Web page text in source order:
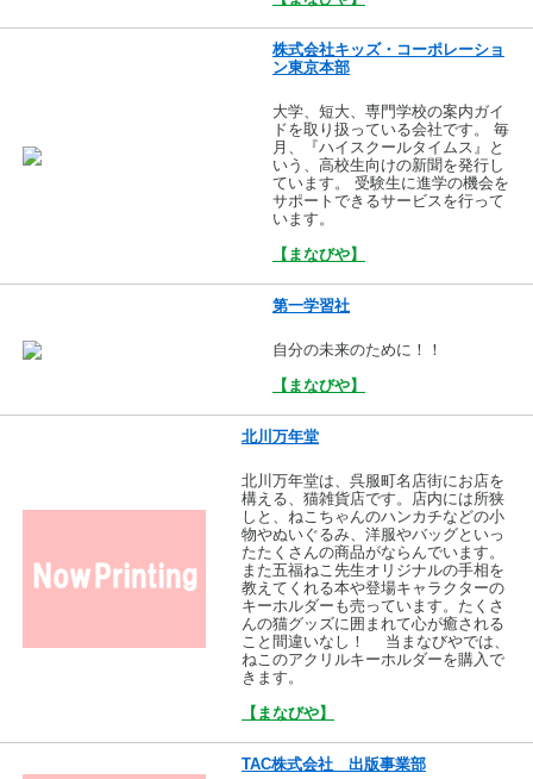
株式会社キッズ・コーポレーショ
ン東京本部
大学、短大、専門学校の案内ガイ
ドを取り扱っている会社です。 毎
月、『ハイスクールタイムス』と
いう、高校生向けの新聞を発行し
ています。 受験生に進学の機会を
サポートできるサービスを行って
います。
【まなびや】
第一学習社
自分の未来のために！！
【まなびや】
北川万年堂
北川万年堂は、呉服町名店街にお店を
構える、猫雑貨店です。店内には所狭
しと、ねこちゃんのハンカチなどの小
物やぬいぐるみ、洋服やバッグといっ
たたくさんの商品がならんでいます。
また五福ねこ先生オリジナルの手相を
教えてくれる本や登場キャラクターの
キーホルダーも売っています。たくさ
んの猫グッズに囲まれて心が癒される
こと間違いなし！ 当まなびやでは、
ねこのアクリルキーホルダーを購入で
きます。
【まなびや】
TAC株式会社 出版事業部